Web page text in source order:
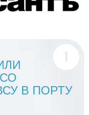
В ПОРТУ